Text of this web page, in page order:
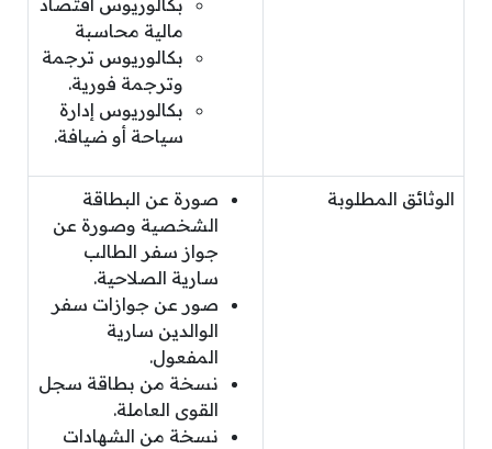
بكالوريوس اقتصاد
مالية محاسبة
بكالوريوس ترجمة
وترجمة فورية.
بكالوريوس إدارة
سياحة أو ضيافة.
الوثائق المطلوبة
صورة عن البطاقة
الشخصية وصورة عن
جواز سفر الطالب
سارية الصلاحية.
صور عن جوازات سفر
الوالدين سارية
المفعول.
نسخة من بطاقة سجل
القوى العاملة.
نسخة من الشهادات